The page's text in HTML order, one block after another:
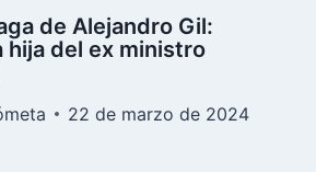
de Alejandro Gil:
hija del ex ministro
22 de marzo de 2024